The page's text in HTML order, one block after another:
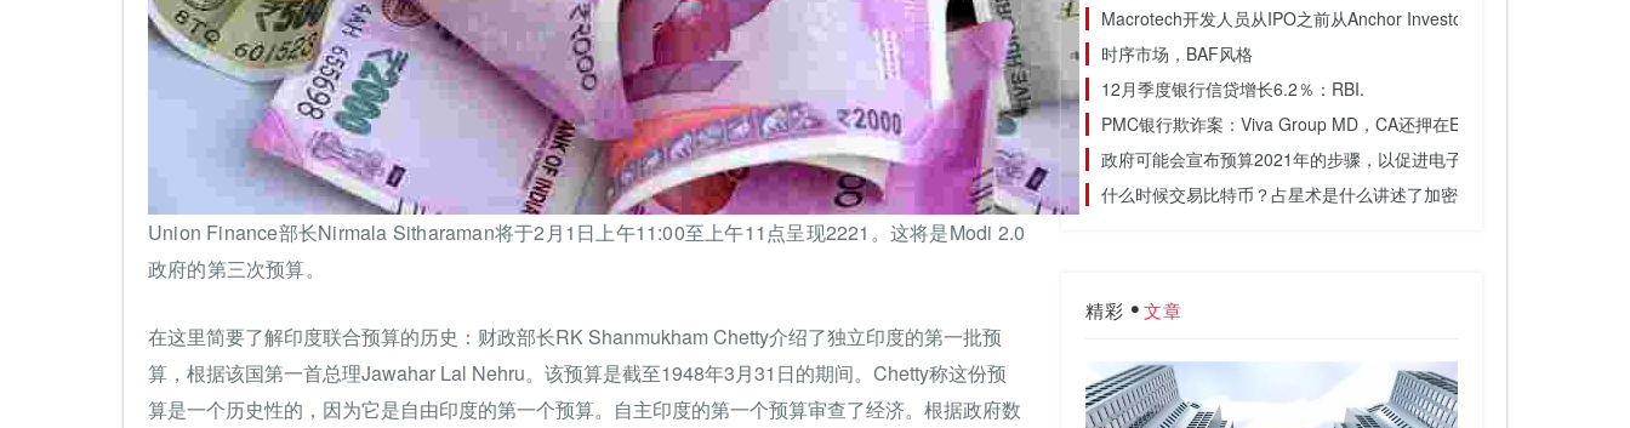
Union Finance部长Nirmala Sitharaman将于2月1日上午11:00至上午11点呈现2221。这将是Modi 2.0
政府的第三次预算。
在这里简要了解印度联合预算的历史：财政部长RK Shanmukham Chetty介绍了独立印度的第一批预
算，根据该国第一首总理Jawahar Lal Nehru。该预算是截至1948年3月31日的期间。Chetty称这份预
算是一个历史性的，因为它是自由印度的第一个预算。自主印度的第一个预算审查了经济。根据政府数
Macrotech开发人员从IPO之前从Anchor Investors筹集了740亿卢比
时序市场，BAF风格
12月季度银行信贷增长6.2％：RBI.
PMC银行欺诈案：Viva Group MD，CA还押在ED监护权
政府可能会宣布预算2021年的步骤，以促进电子商务出口，进口
什么时候交易比特币？占星术是什么讲述了加密货币的运动
精彩 文章